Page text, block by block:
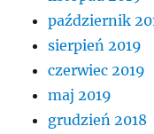
październik
sierpień 2019
czerwiec 2019
maj 2019
grudzień 2018